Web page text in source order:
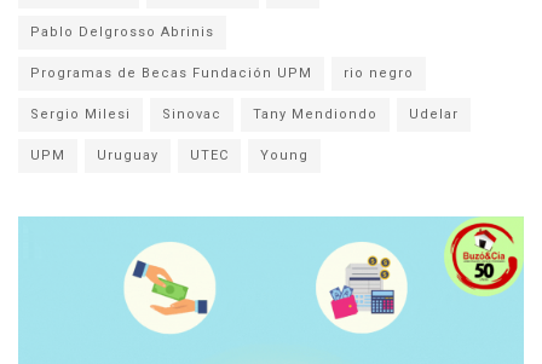
Pablo Delgrosso Abrinis
Programas de Becas Fundación UPM rio negro
Sergio Milesi Sinovac Tany Mendiondo Udelar
UPM Uruguay UTEC Young